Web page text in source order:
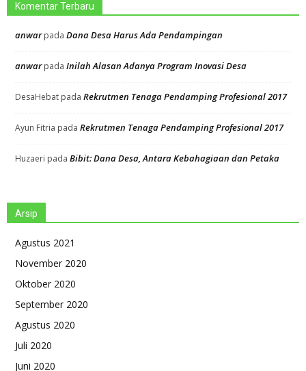
Komentar Terbaru
anwarpada Dana Desa Harus Ada Pendampingan
anwarpada Inilah Alasan Adanya Program Inovasi Desa
DesaHebat pada Rekrutmen Tenaga Pendamping Profesional 2017
Ayun Fitria pada Rekrutmen Tenaga Pendamping Profesional 2017
Huzaeri pada Bibit: Dana Desa, Antara Kebahagiaan dan Petaka
Arsip
Agustus 2021
November 2020
Oktober 2020
September 2020
Agustus 2020
Juli 2020
Juni 2020